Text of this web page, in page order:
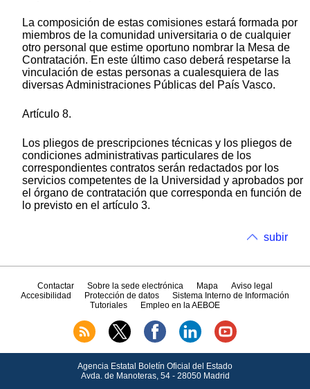
La composición de estas comisiones estará formada por
miembros de la comunidad universitaria o de cualquier
otro personal que estime oportuno nombrar la Mesa de
Contratación. En este último caso deberá respetarse la
vinculación de estas personas a cualesquiera de las
diversas Administraciones Públicas del País Vasco.
Artículo 8.
Los pliegos de prescripciones técnicas y los pliegos de
condiciones administrativas particulares de los
correspondientes contratos serán redactados por los
servicios competentes de la Universidad y aprobados por
el órgano de contratación que corresponda en función de
lo previsto en el artículo 3.
subir
Contactar Sobre la sede electrónica Mapa
Aviso legal
Accesibilidad
Protección de datos
Sistema Interno de Información
Tutoriales
Empleo en la AEBOE
Agencia Estatal Boletín Oficial del Estado
Avda. de Manoteras, 54 - 28050 Madrid